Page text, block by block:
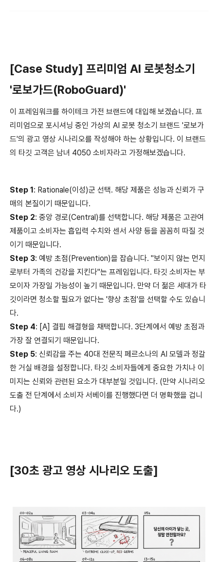
[Case Study] 프리미엄 AI 로봇청소기
'로보가드(RoboGuard)'
이 프레임워크를 하이테크 가전 브랜드에 대입해 보겠습니다. 프
리미엄으로 포시셔닝 중인 가상의 AI 로봇 청소기 브랜드 '로보가
드'의 광고 영상 시나리오를 작성해야 하는 상황입니다. 이 브랜드
의 타깃 고객은 남녀 4050 소비자라고 가정해보겠습니다.
Step 1 : Rationale(이성)군 선택. 해당 제품은 성능과 신뢰가 구
매의 본질이기 때문입니다.
Step 2: 중앙 경로(Central)를 선택합니다. 해당 제품은 고관여
제품이고 소비자는 흡입력 수치와 센서 사양 등을 꼼꼼히 따질 것
이기 때문입니다.
Step 3: 예방 초점(Prevention)을 잡습니다. "보이지 않는 먼지
로부터 가족의 건강을 지킨다"는 프레임입니다. 타깃 소비자는 부
모이자 가장일 가능성이 높기 때문입니다. 만약 더 젊은 세대가 타
깃이라면 청소할 필요가 없다는 '향상 초점'을 선택할 수도 있습니
다.
Step 4: [A] 결핍 해결형을 채택합니다. 3단계에서 예방 초점과
가장 잘 연결되기 때문입니다.
Step 5: 신뢰감을 주는 40대 전문직 페르소나의 AI 모델과 정갈
한 거실 배경을 설정합니다. 타깃 소비자들에게 중요한 가치나 이
미지는 신뢰와 관련된 요소가 대부분일 것입니다. (만약 시나리오
도출 전 단계에서 소비자 서베이를 진행했다면 더 명확했을 겁니
다.)
[30초 광고 영상 시나리오 도출]